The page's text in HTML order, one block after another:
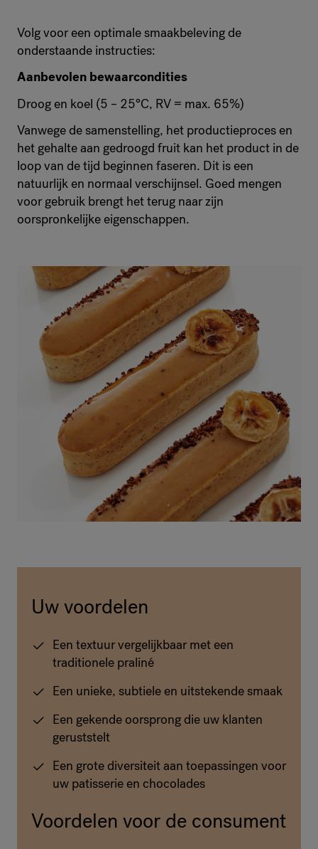
Volg voor een optimale smaakbeleving de
onderstaande instructies:
Aanbevolen bewaarcondities
Droog en koel (5 – 25°C, RV = max. 65%)
Vanwege de samenstelling, het productieproces en
het gehalte aan gedroogd fruit kan het product in de
loop van de tijd beginnen faseren. Dit is een
natuurlijk en normaal verschijnsel. Goed mengen
voor gebruik brengt het terug naar zijn
oorspronkelijke eigenschappen.
Uw voordelen
Een textuur vergelijkbaar met een
traditionele praliné
Een unieke, subtiele en uitstekende smaak
Een gekende oorsprong die uw klanten
geruststelt
Een grote diversiteit aan toepassingen voor
uw patisserie en chocolades
Voordelen voor de consument